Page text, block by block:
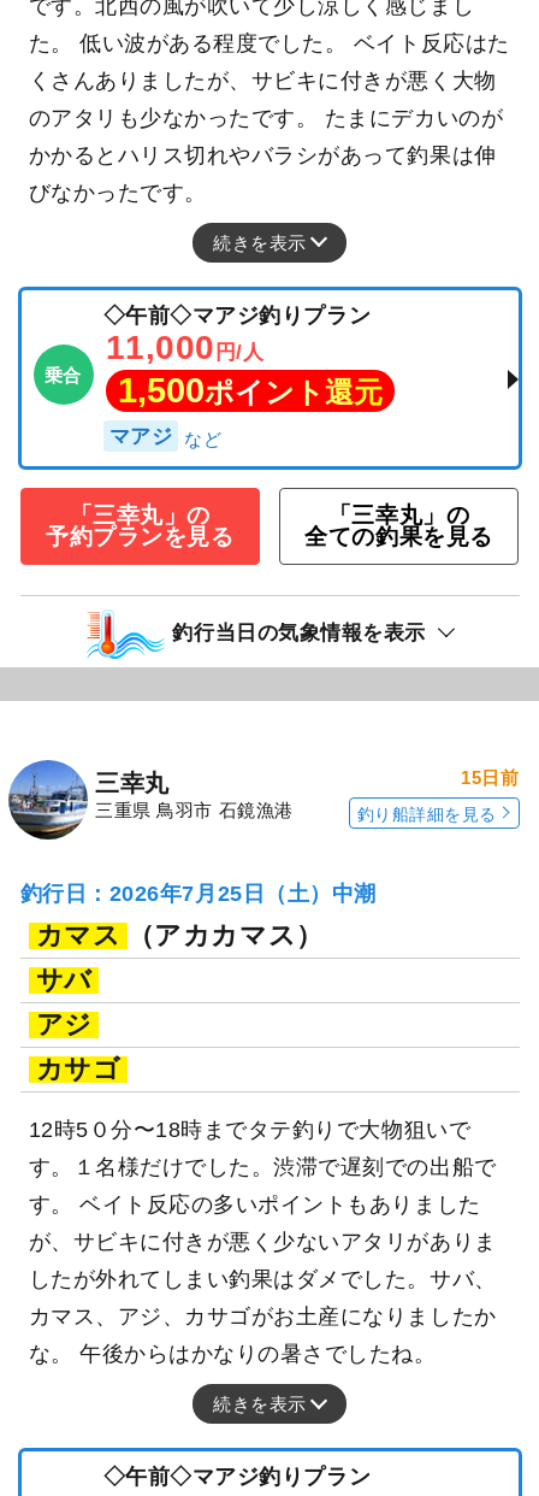
です。北西の風が吹いて少し涼しく感じまし
た。 低い波がある程度でした。 ベイト反応はた
くさんありましたが、サビキに付きが悪く大物
のアタリも少なかったです。 たまにデカいのが
かかるとハリス切れやバラシがあって釣果は伸
びなかったです。
続きを表示
乗合
◇午前◇マアジ釣りプラン
11,000 円/人
1,500ポイント還元
マアジ
「三幸丸」の
予約プランを見る
「三幸丸」の
全ての釣果を見る
釣行当日の気象情報を表示
三幸丸
三重県 鳥羽市 石鏡漁港
15日前
釣り船詳細を見る
釣行日：2026年7月25日（土）中潮
カマス
（アカカマス）
サバ
アジ
カサゴ
12時5０分〜18時までタテ釣りで大物狙いで
す。１名様だけでした。渋滞で遅刻での出船で
す。 ベイト反応の多いポイントもありました
が、サビキに付きが悪く少ないアタリがありま
したが外れてしまい釣果はダメでした。サバ、
カマス、アジ、カサゴがお土産になりましたか
な。 午後からはかなりの暑さでしたね。
続きを表示
◇午前◇マアジ釣りプラン